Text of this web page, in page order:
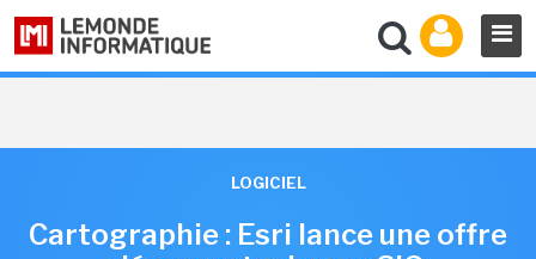
LOGICIEL
Cartographie : Esri lance une offre